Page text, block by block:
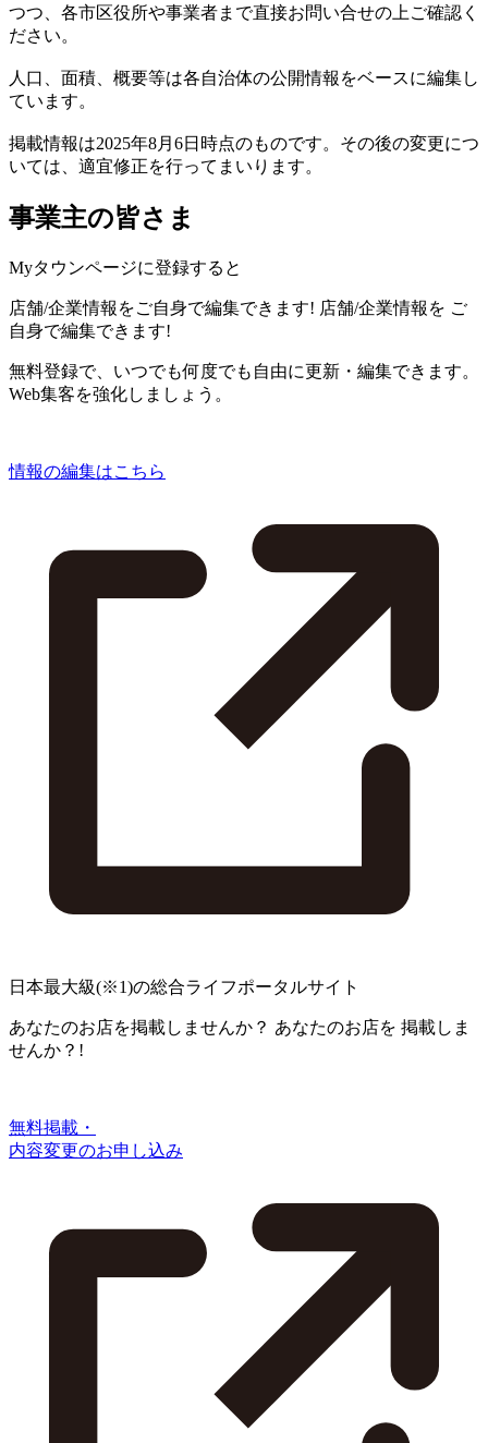
つつ、各市区役所や事業者まで直接お問い合せの上ご確認く
ださい。
人口、面積、概要等は各自治体の公開情報をベースに編集し
ています。
掲載情報は2025年8月6日時点のものです。その後の変更につ
いては、適宜修正を行ってまいります。
事業主の皆さま
Myタウンページに登録すると
店舗/企業情報をご自身で編集できます! 店舗/企業情報を ご
自身で編集できます!
無料登録で、いつでも何度でも自由に更新・編集できます。
Web集客を強化しましょう。
情報の編集はこちら
日本最大級(※1)の総合ライフポータルサイト
あなたのお店を掲載しませんか？ あなたのお店を 掲載しま
せんか？!
無料掲載・
内容変更のお申し込み